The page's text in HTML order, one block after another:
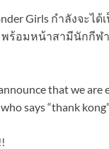
Girls กำลังจะไ
ร้อมหน้าสามีนักกี
that we are
says “thank